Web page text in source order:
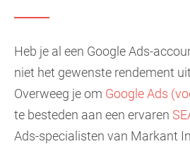
Heb je al een Google Ads-
niet het gewenste rendement
Overweeg je om Google Ads
te besteden aan een ervaren
Ads-specialisten van Markant